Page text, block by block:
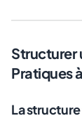
Structurer
Pratiques
La